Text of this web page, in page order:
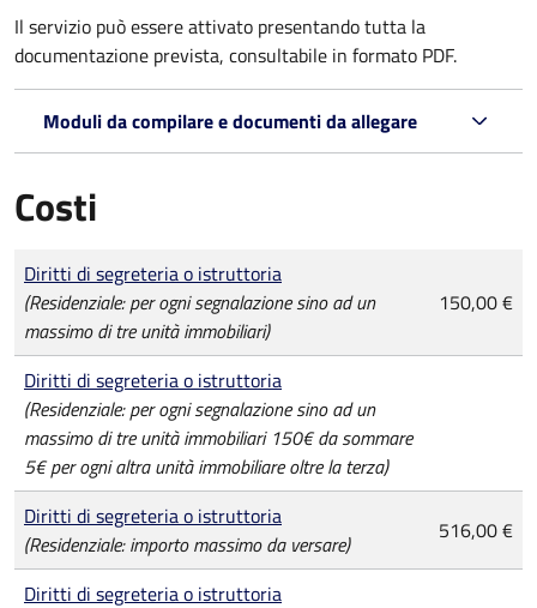
Il servizio può essere attivato presentando tutta la
documentazione prevista, consultabile in formato PDF.
Moduli da compilare e documenti da allegare
Costi
Tipo di pagamento
Importo
Diritti di segreteria o istruttoria
(Residenziale: per ogni segnalazione sino ad un
massimo di tre unità immobiliari)
150,00 €
Diritti di segreteria o istruttoria
(Residenziale: per ogni segnalazione sino ad un
massimo di tre unità immobiliari 150€ da sommare
5€ per ogni altra unità immobiliare oltre la terza)
Diritti di segreteria o istruttoria
(Residenziale: importo massimo da versare)
516,00 €
Diritti di segreteria o istruttoria